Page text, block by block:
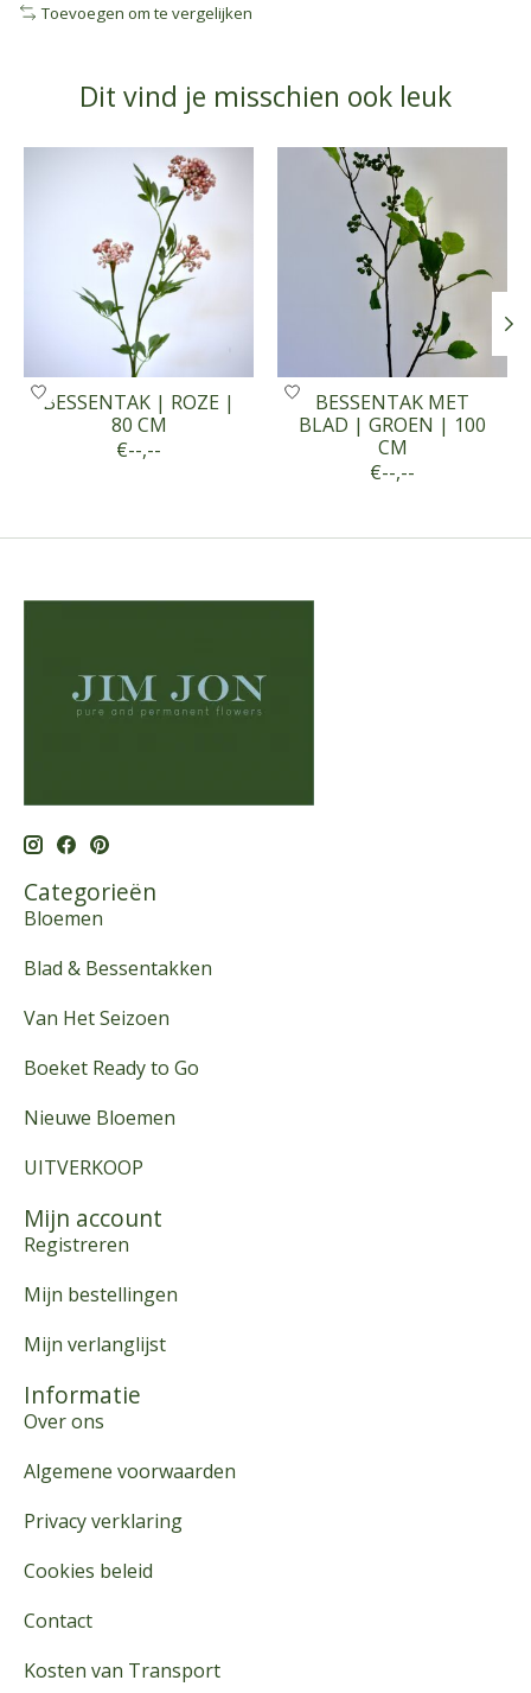
Toevoegen om te vergelijken
Dit vind je misschien ook leuk
Items van productcarrousel
BESSENTAK | ROZE |
80 CM
€--,--
BESSENTAK MET
BLAD | GROEN | 100
CM
€--,--
Categorieën
Bloemen
Blad & Bessentakken
Van Het Seizoen
Boeket Ready to Go
Nieuwe Bloemen
UITVERKOOP
Mijn account
Registreren
Mijn bestellingen
Mijn verlanglijst
Informatie
Over ons
Algemene voorwaarden
Privacy verklaring
Cookies beleid
Contact
Kosten van Transport